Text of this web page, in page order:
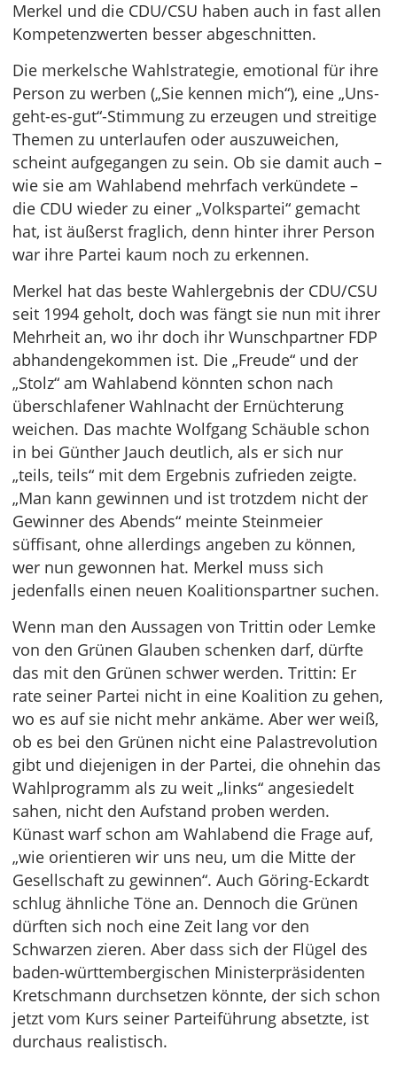
Merkel und die CDU/CSU haben auch in fast allen
Kompetenzwerten besser abgeschnitten.
Die merkelsche Wahlstrategie, emotional für ihre
Person zu werben („Sie kennen mich“), eine „Uns-
geht-es-gut“-Stimmung zu erzeugen und streitige
Themen zu unterlaufen oder auszuweichen,
scheint aufgegangen zu sein. Ob sie damit auch –
wie sie am Wahlabend mehrfach verkündete –
die CDU wieder zu einer „Volkspartei“ gemacht
hat, ist äußerst fraglich, denn hinter ihrer Person
war ihre Partei kaum noch zu erkennen.
Merkel hat das beste Wahlergebnis der CDU/CSU
seit 1994 geholt, doch was fängt sie nun mit ihrer
Mehrheit an, wo ihr doch ihr Wunschpartner FDP
abhandengekommen ist. Die „Freude“ und der
„Stolz“ am Wahlabend könnten schon nach
überschlafener Wahlnacht der Ernüchterung
weichen. Das machte Wolfgang Schäuble schon
in bei Günther Jauch deutlich, als er sich nur
„teils, teils“ mit dem Ergebnis zufrieden zeigte.
„Man kann gewinnen und ist trotzdem nicht der
Gewinner des Abends“ meinte Steinmeier
süffisant, ohne allerdings angeben zu können,
wer nun gewonnen hat. Merkel muss sich
jedenfalls einen neuen Koalitionspartner suchen.
Wenn man den Aussagen von Trittin oder Lemke
von den Grünen Glauben schenken darf, dürfte
das mit den Grünen schwer werden. Trittin: Er
rate seiner Partei nicht in eine Koalition zu gehen,
wo es auf sie nicht mehr ankäme. Aber wer weiß,
ob es bei den Grünen nicht eine Palastrevolution
gibt und diejenigen in der Partei, die ohnehin das
Wahlprogramm als zu weit „links“ angesiedelt
sahen, nicht den Aufstand proben werden.
Künast warf schon am Wahlabend die Frage auf,
„wie orientieren wir uns neu, um die Mitte der
Gesellschaft zu gewinnen“. Auch Göring-Eckardt
schlug ähnliche Töne an. Dennoch die Grünen
dürften sich noch eine Zeit lang vor den
Schwarzen zieren. Aber dass sich der Flügel des
baden-württembergischen Ministerpräsidenten
Kretschmann durchsetzen könnte, der sich schon
jetzt vom Kurs seiner Parteiführung absetzte, ist
durchaus realistisch.